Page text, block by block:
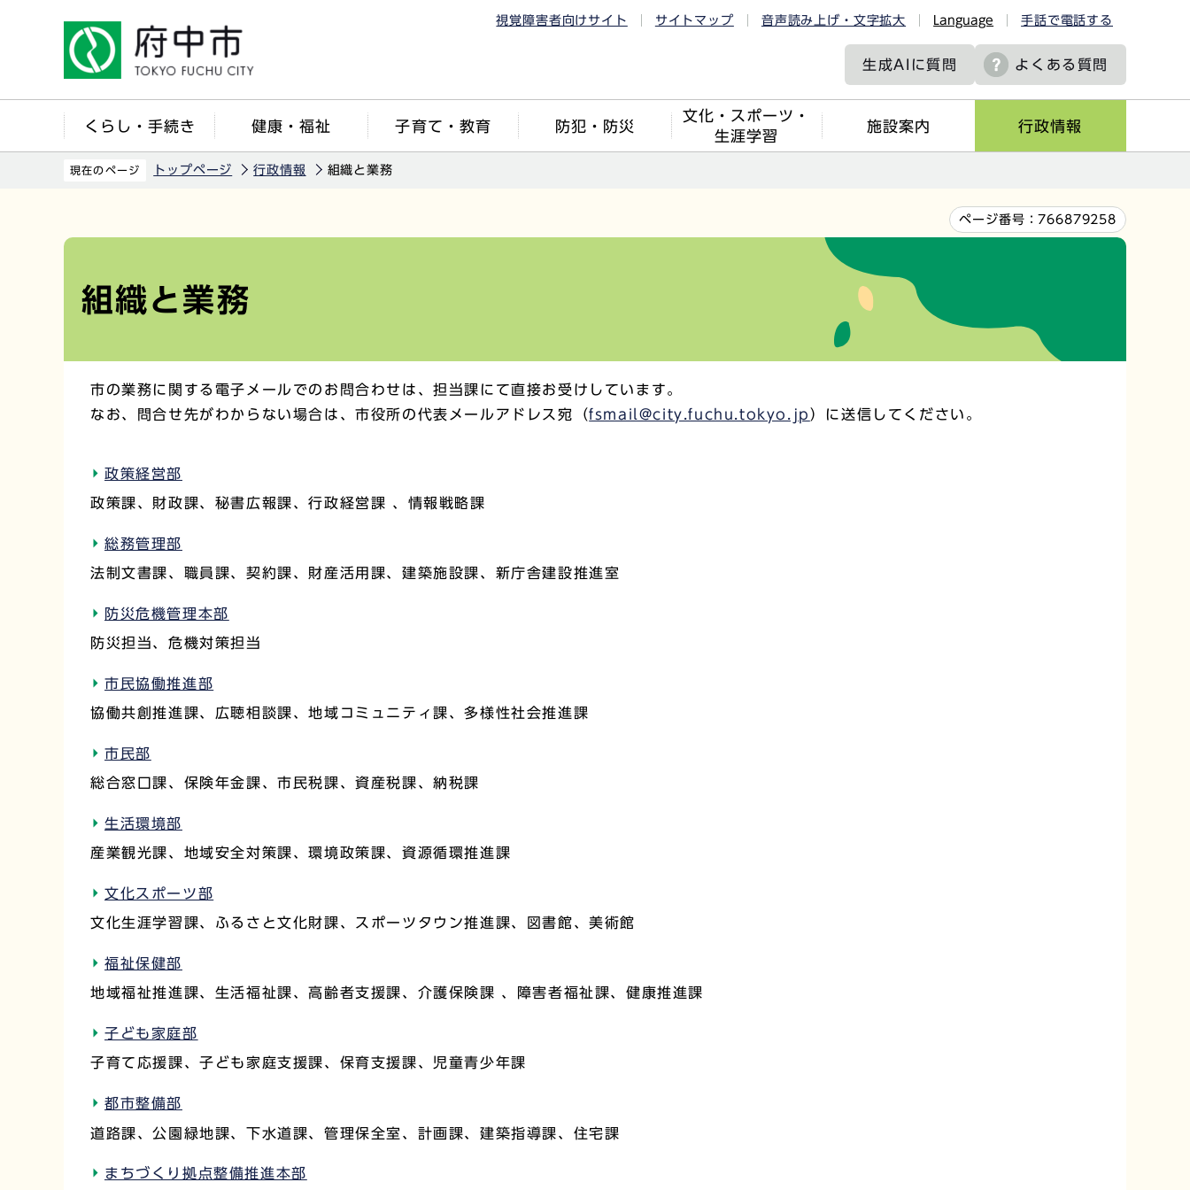
視覚障害者向けサイト サイトマップ 音声読み上げ・文字拡大 Language 手話で電話する
生成AIに質問 よくある質問
くらし・手続き 健康・福祉 子育て・教育 防犯・防災
文化・スポーツ・
生涯学習
施設案内 行政情報
現在のページ トップページ 行政情報 組織と業務
ページ番号： 766879258
組織と業務
市の業務に関する電子メールでのお問合わせは、担当課にて直接お受けしています。
なお、問合せ先がわからない場合は、市役所の代表メールアドレス宛（fsmail@city.fuchu.tokyo.jp ）に送信してください。
政策経営部
政策課、財政課、秘書広報課、行政経営課 、情報戦略課
総務管理部
法制文書課、職員課、契約課、財産活用課、建築施設課、新庁舎建設推進室
防災危機管理本部
防災担当、危機対策担当
市民協働推進部
協働共創推進課、広聴相談課、地域コミュニティ課、多様性社会推進課
市民部
総合窓口課、保険年金課、市民税課、資産税課、納税課
生活環境部
産業観光課、地域安全対策課、環境政策課、資源循環推進課
文化スポーツ部
文化生涯学習課、ふるさと文化財課、スポーツタウン推進課、図書館、美術館
福祉保健部
地域福祉推進課、生活福祉課、高齢者支援課、介護保険課 、障害者福祉課、健康推進課
子ども家庭部
子育て応援課、子ども家庭支援課、保育支援課、児童青少年課
都市整備部
道路課、公園緑地課、下水道課、管理保全室、計画課、建築指導課、住宅課
まちづくり拠点整備推進本部